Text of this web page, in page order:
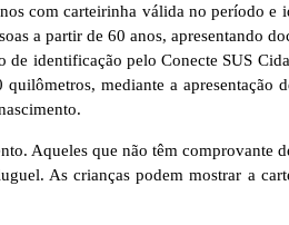
com carteirinha válida no período
a partir de 60 anos, apresentando
de identificação pelo Conecte SUS
mediante a apresentação
Aqueles que não têm comprovante
As crianças podem mostrar a